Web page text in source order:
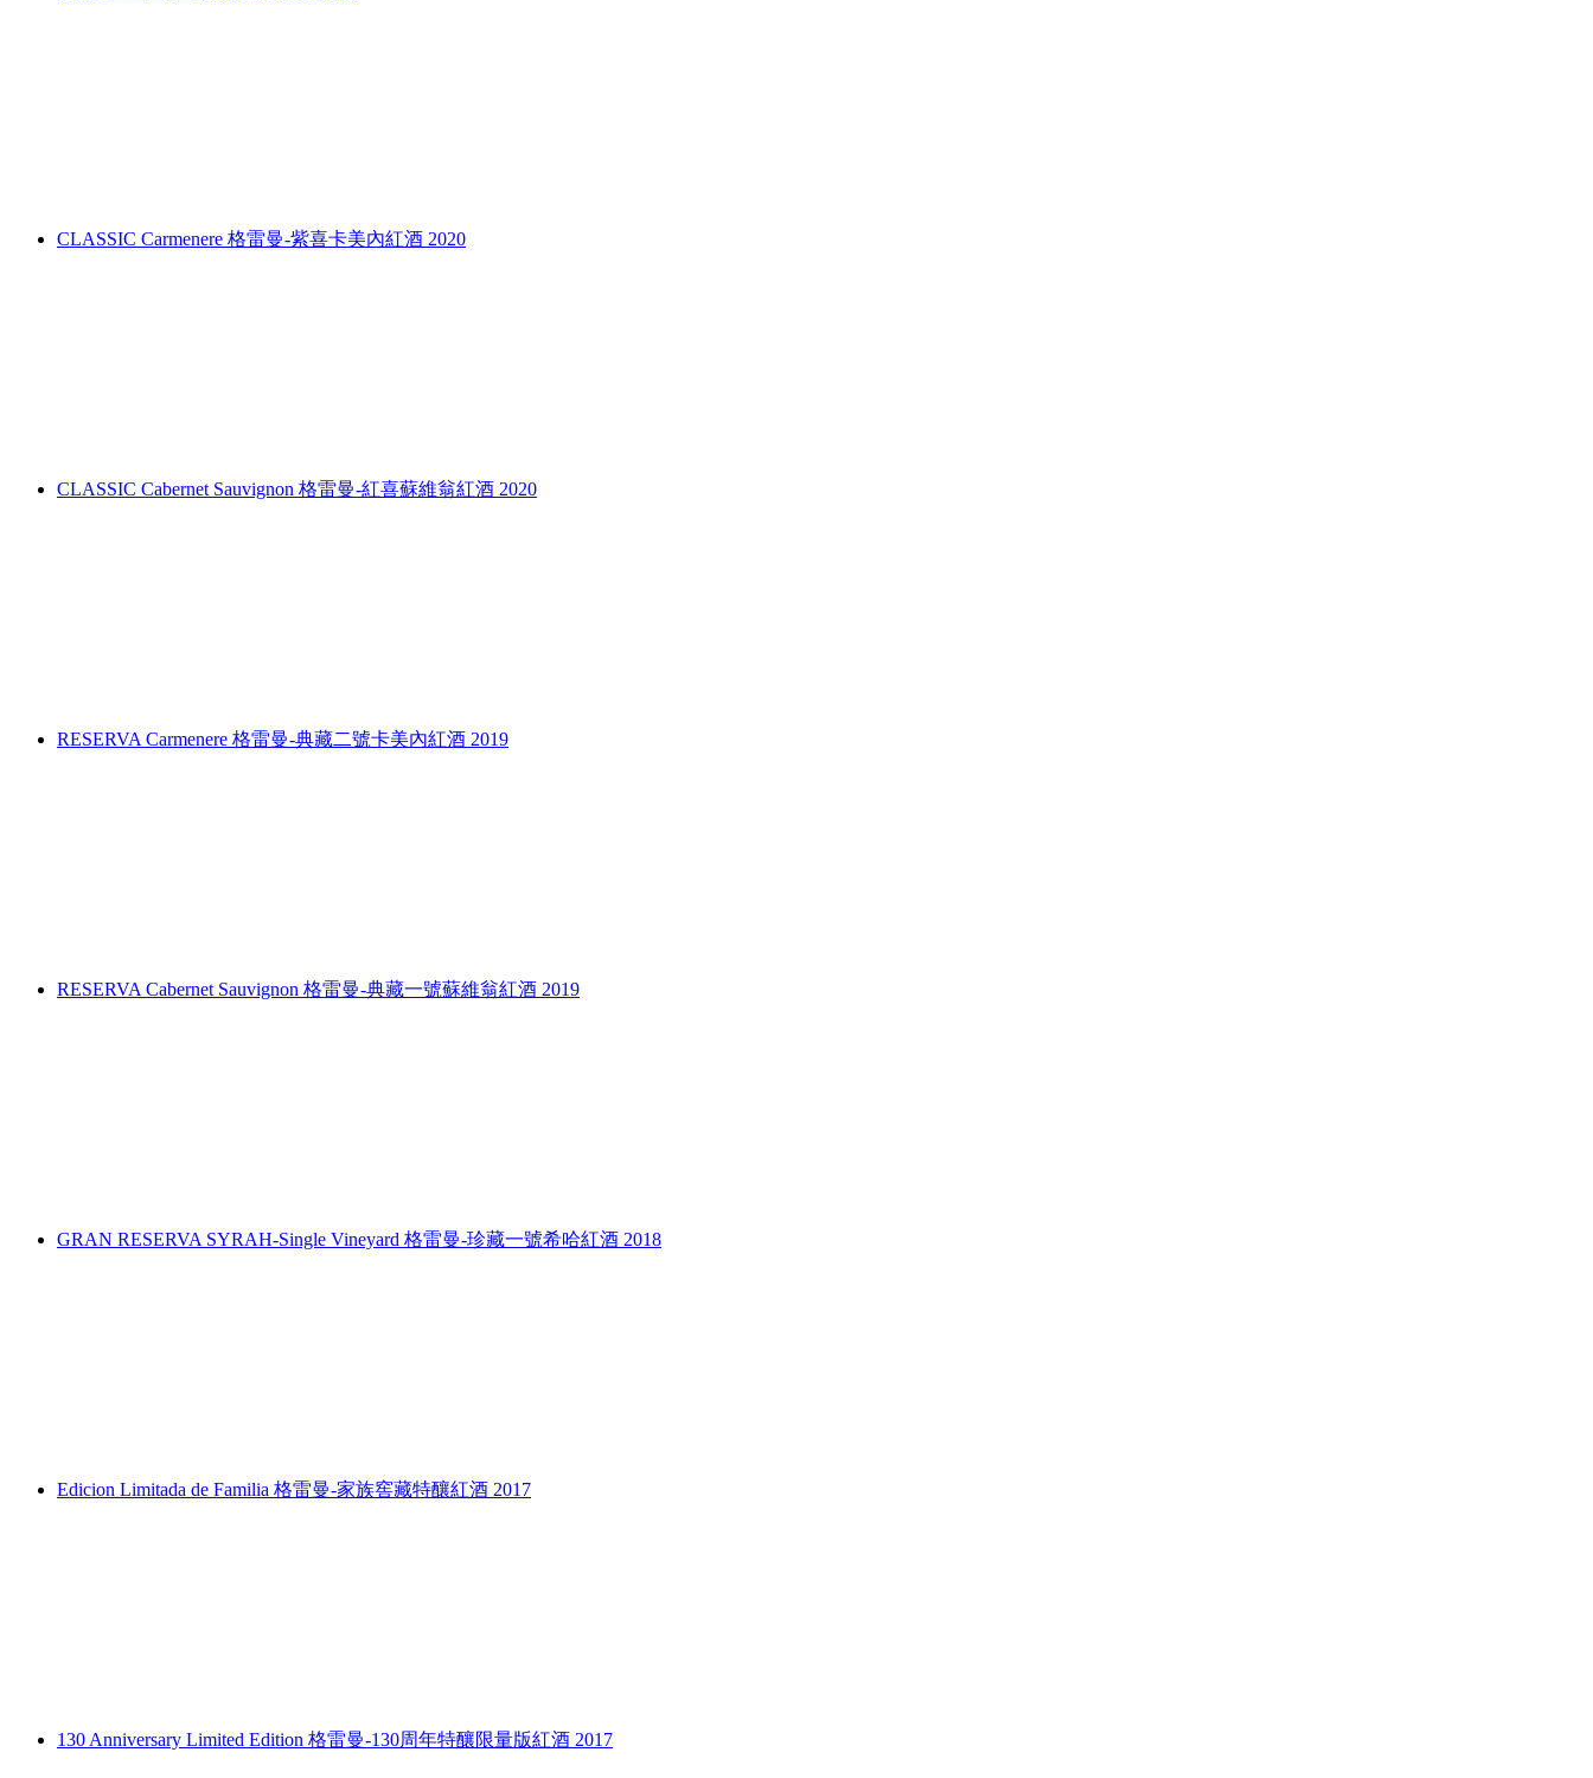
CLASSIC Carmenere 格雷曼-紫喜卡美內紅酒 2020
CLASSIC Cabernet Sauvignon 格雷曼-紅喜蘇維翁紅酒 2020
RESERVA Carmenere 格雷曼-典藏二號卡美內紅酒 2019
RESERVA Cabernet Sauvignon 格雷曼-典藏一號蘇維翁紅酒 2019
GRAN RESERVA SYRAH-Single Vineyard 格雷曼-珍藏一號希哈紅酒 2018
Edicion Limitada de Familia 格雷曼-家族窖藏特釀紅酒 2017
130 Anniversary Limited Edition 格雷曼-130周年特釀限量版紅酒 2017